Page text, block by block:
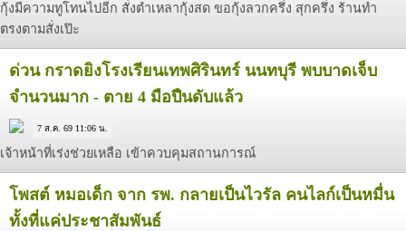
กุ้งมีความทูโทนไปอีก สั่งตำเหลากุ้งสด ขอกุ้งลวกครึ่ง สุกครึ่ง ร้านทำ
ตรงตามสั่งเป๊ะ
ด่วน กราดยิงโรงเรียนเทพศิรินทร์ นนทบุรี พบบาดเจ็บ
จำนวนมาก - ตาย 4 มือปืนดับแล้ว
7 ส.ค. 69 11:06 น.
เจ้าหน้าที่เร่งช่วยเหลือ เข้าควบคุมสถานการณ์
โพสต์ หมอเด็ก จาก รพ. กลายเป็นไวรัล คนไลก์เป็นหมื่น
ทั้งที่แค่ประชาสัมพันธ์